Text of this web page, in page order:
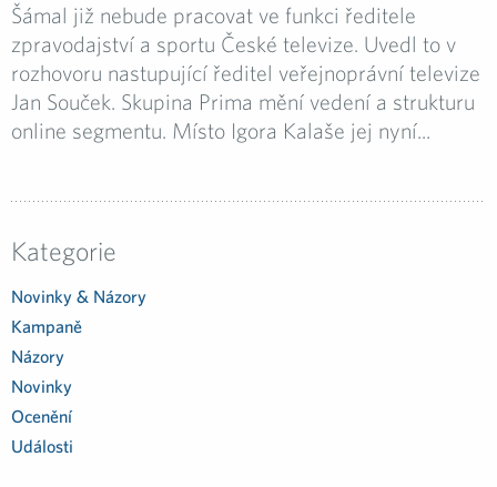
Šámal již nebude pracovat ve funkci ředitele
zpravodajství a sportu České televize. Uvedl to v
rozhovoru nastupující ředitel veřejnoprávní televize
Jan Souček. Skupina Prima mění vedení a strukturu
online segmentu. Místo Igora Kalaše jej nyní...
Kategorie
Novinky & Názory
Kampaně
Názory
Novinky
Ocenění
Události